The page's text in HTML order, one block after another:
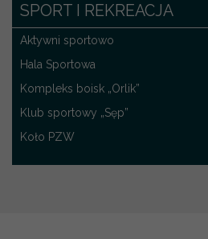
SPORT I REKREACJA
Aktywni sportowo
Hala Sportowa
Kompleks boisk „Orlik”
Klub sportowy „Sęp”
Koło PZW